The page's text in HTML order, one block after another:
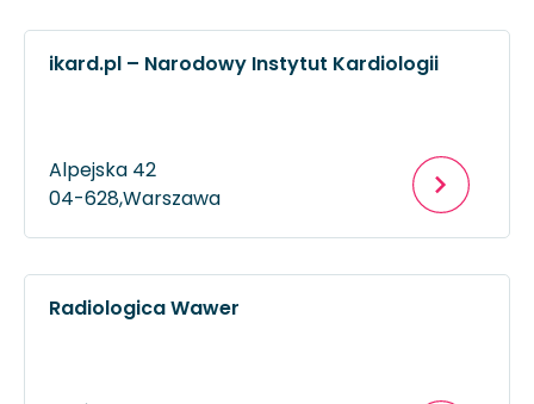
ikard.pl – Narodowy Instytut Kardiologii
Alpejska 42
04-628,Warszawa
Radiologica Wawer